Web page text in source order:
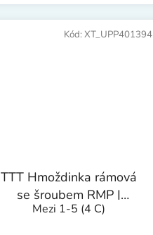
TTT Hmoždinka rámová
se šroubem RMP |
10x120mm 1bal/20ks
Mezi 1-5 (4 C)
Kód: XT_UPP401394